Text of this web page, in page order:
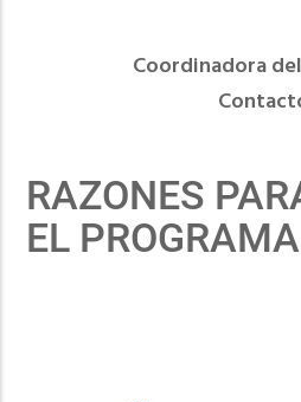
Coordinadora
RAZONES
EL PROGRAMA